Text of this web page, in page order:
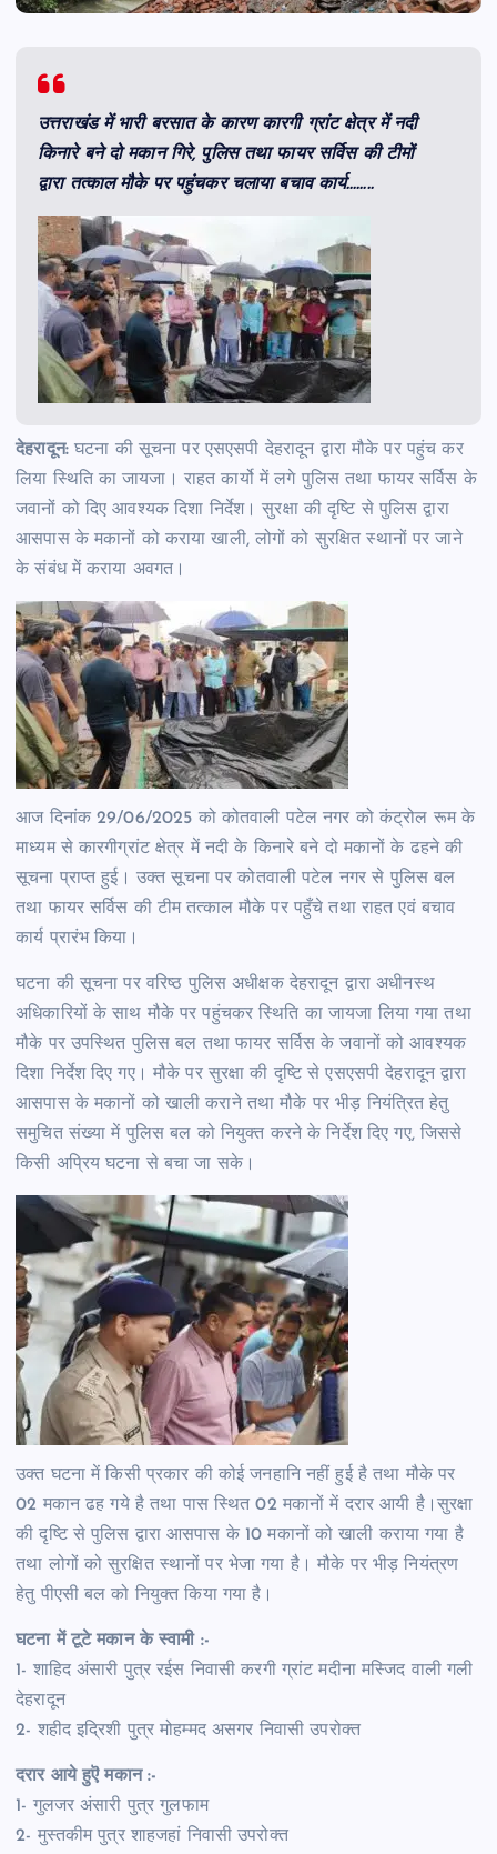
उत्तराखंड में भारी बरसात के कारण कारगी ग्रांट क्षेत्र में नदी
किनारे बने दो मकान गिरे, पुलिस तथा फायर सर्विस की टीमों
द्वारा तत्काल मौके पर पहुंचकर चलाया बचाव कार्य……..
देहरादून:घटना की सूचना पर एसएसपी देहरादून द्वारा मौके पर पहुंच कर
लिया स्थिति का जायजा। राहत कार्यो में लगे पुलिस तथा फायर सर्विस के
जवानों को दिए आवश्यक दिशा निर्देश। सुरक्षा की दृष्टि से पुलिस द्वारा
आसपास के मकानों को कराया खाली, लोगों को सुरक्षित स्थानों पर जाने
के संबंध में कराया अवगत।
आज दिनांक 29/06/2025 को कोतवाली पटेल नगर को कंट्रोल रूम के
माध्यम से कारगीग्रांट क्षेत्र में नदी के किनारे बने दो मकानों के ढहने की
सूचना प्राप्त हुई। उक्त सूचना पर कोतवाली पटेल नगर से पुलिस बल
तथा फायर सर्विस की टीम तत्काल मौके पर पहुँचे तथा राहत एवं बचाव
कार्य प्रारंभ किया।
घटना की सूचना पर वरिष्ठ पुलिस अधीक्षक देहरादून द्वारा अधीनस्थ
अधिकारियों के साथ मौके पर पहुंचकर स्थिति का जायजा लिया गया तथा
मौके पर उपस्थित पुलिस बल तथा फायर सर्विस के जवानों को आवश्यक
दिशा निर्देश दिए गए। मौके पर सुरक्षा की दृष्टि से एसएसपी देहरादून द्वारा
आसपास के मकानों को खाली कराने तथा मौके पर भीड़ नियंत्रित हेतु
समुचित संख्या में पुलिस बल को नियुक्त करने के निर्देश दिए गए, जिससे
किसी अप्रिय घटना से बचा जा सके।
उक्त घटना में किसी प्रकार की कोई जनहानि नहीं हुई है तथा मौके पर
02 मकान ढह गये है तथा पास स्थित 02 मकानों में दरार आयी है।सुरक्षा
की दृष्टि से पुलिस द्वारा आसपास के 10 मकानों को खाली कराया गया है
तथा लोगों को सुरक्षित स्थानों पर भेजा गया है। मौके पर भीड़ नियंत्रण
हेतु पीएसी बल को नियुक्त किया गया है।
घटना में टूटे मकान के स्वामी :-
1- शाहिद अंसारी पुत्र रईस निवासी करगी ग्रांट मदीना मस्जिद वाली गली
देहरादून
2- शहीद इद्रिशी पुत्र मोहम्मद असगर निवासी उपरोक्त
दरार आये हुऎ मकान :-
1- गुलजर अंसारी पुत्र गुलफाम
2- मुस्तकीम पुत्र शाहजहां निवासी उपरोक्त